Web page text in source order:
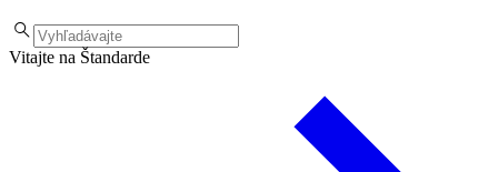
Vitajte na Štandarde